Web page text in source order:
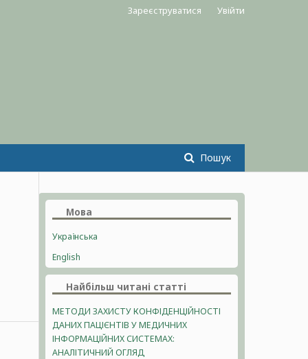
Пошук
Зареєструватися Увійти
Мова
Українська
English
Найбільш читані статті
МЕТОДИ ЗАХИСТУ КОНФІДЕНЦІЙНОСТІ
ДАНИХ ПАЦІЄНТІВ У МЕДИЧНИХ
ІНФОРМАЦІЙНИХ СИСТЕМАХ:
АНАЛІТИЧНИЙ ОГЛЯД